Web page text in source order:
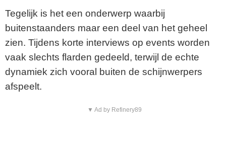
Tegelijk is het een onderwerp waarbij
buitenstaanders maar een deel van het geheel
zien. Tijdens korte interviews op events worden
vaak slechts flarden gedeeld, terwijl de echte
dynamiek zich vooral buiten de schijnwerpers
afspeelt.
▼ Ad by Refinery89